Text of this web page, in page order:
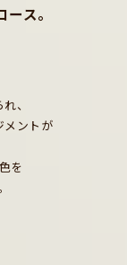
ス。
、
メントが
を